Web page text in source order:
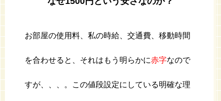
お部屋の使用料、私の時給、交通費、移動時間
を合わせると、それはもう明らかに赤字なので
すが、、、。この値段設定にしている明確な理